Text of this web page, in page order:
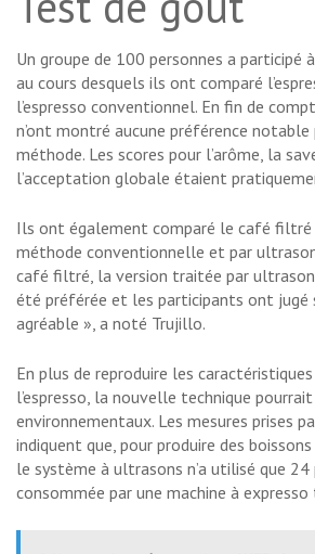
Un groupe de 100 personnes a participé
au cours desquels ils ont comparé
l’espresso conventionnel. En fin de
n’ont montré aucune préférence notable
méthode. Les scores pour l’arôme, la
l’acceptation globale étaient
Ils ont également comparé le café filtré
méthode conventionnelle et par
café filtré, la version traitée par
été préférée et les participants ont jugé
agréable », a noté Trujillo.
En plus de reproduire les
l’espresso, la nouvelle technique
environnementaux. Les mesures prises
indiquent que, pour produire des
le système à ultrasons n’a utilisé que 24
consommée par une machine à expresso